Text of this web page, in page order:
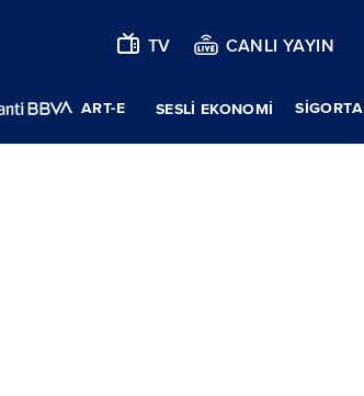
TV CANLI YAYIN
ART-E SESLİ EKONOMİ SIGORTA